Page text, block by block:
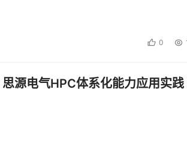
0
源电气HPC体系化能力应用实践